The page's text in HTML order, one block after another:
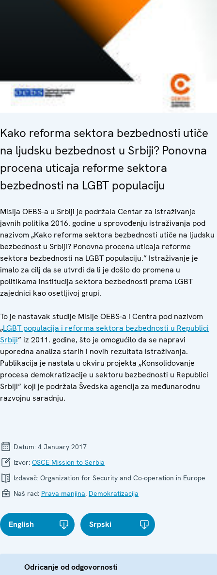
Kako reforma sektora bezbednosti utiče
na ljudsku bezbednost u Srbiji? Ponovna
procena uticaja reforme sektora
bezbednosti na LGBT populaciju
Misija OEBS-a u Srbiji je podržala Centar za istraživanje
javnih politika 2016. godine u sprovođenju istraživanja pod
nazivom „Kako reforma sektora bezbednosti utiče na ljudsku
bezbednost u Srbiji? Ponovna procena uticaja reforme
sektora bezbednosti na LGBT populaciju.” Istraživanje je
imalo za cilj da se utvrdi da li je došlo do promena u
politikama institucija sektora bezbednosti prema LGBT
zajednici kao osetljivoj grupi.
To je nastavak studije Misije OEBS-a i Centra pod nazivom
„LGBT populacija i reforma sektora bezbednosti u Republici
Srbiji” iz 2011. godine, što je omogućilo da se napravi
uporedna analiza starih i novih rezultata istraživanja.
Publikacija je nastala u okviru projekta „Konsolidovanje
procesa demokratizacije u sektoru bezbednosti u Republici
Srbiji” koji je podržala Švedska agencija za međunarodnu
razvojnu saradnju.
Datum: 4 January 2017
Izvor: OSCE Mission to Serbia
Izdavač: Organization for Security and Co-operation in Europe
Naš rad: Prava manjina, Demokratizacija
English Srpski
Odricanje od odgovornosti